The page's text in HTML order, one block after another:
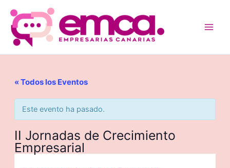
contenido
« Todos los Eventos
Este evento ha pasado.
II Jornadas de Crecimiento
Empresarial